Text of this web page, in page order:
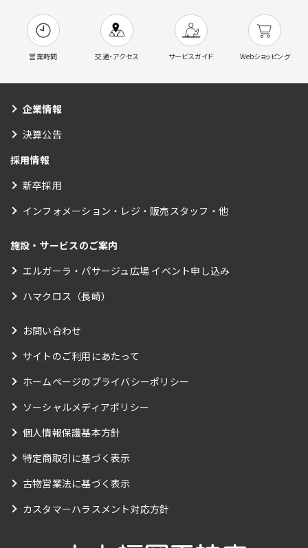
営業時間 交通・アクセス サービスガイド Webショッピング
企業情報
決算公告
採用情報
新卒採用
インフォメーション・レジ・販売スタッフ・他
施設・サービスのご案内
エルガーラ・パサージュ広場 イベント申し込み
ハマクロス（長崎）
お問い合わせ
サイトのご利用にあたって
ホームページのプライバシーポリシー
ソーシャルメディアポリシー
個人情報保護基本方針
特定商取引に基づく表示
古物営業法に基づく表示
カスタマーハラスメント対応方針